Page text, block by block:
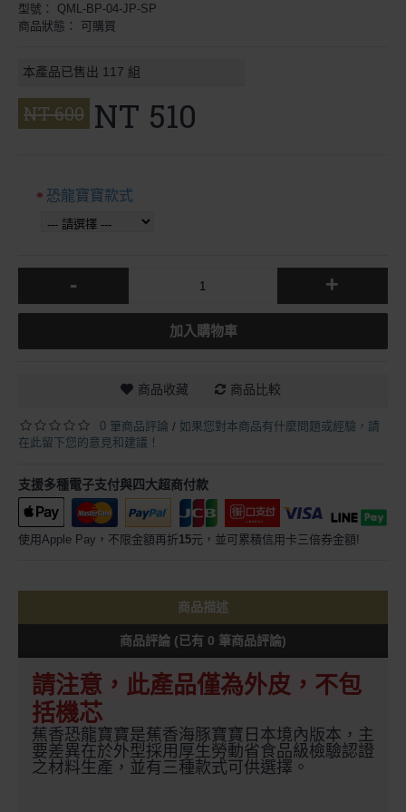
型號： QML-BP-04-JP-SP
商品狀態： 可購買
本產品已售出 117 組
NT 600 NT 510
恐龍寶寶款式
- +
加入購物車
商品收藏 商品比較
0 筆商品評論 / 如果您對本商品有什麼問題或經驗，請
在此留下您的意見和建議！
支援多種電子支付與四大超商付款
使用Apple Pay，不限金額再折15元，並可累積信用卡三倍券金額!
商品描述
商品評論 (已有 0 筆商品評論)
請注意，此產品僅為外皮，不包
括機芯
蕉香恐龍寶寶是蕉香海豚寶寶日本境內版本，主
要差異在於外型採用厚生勞動省食品級檢驗認證
之材料生產，並有三種款式可供選擇。